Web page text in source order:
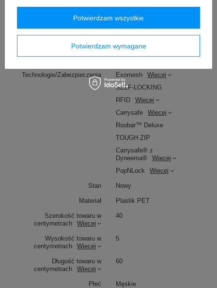
Wodoodporność
1000 mm
TAK
Zewnętrzna kieszeń na butelkę TAK
Technologie/Zabezpieczenia Exomesh
Więcej
SELF-LOCKING
RFID
Więcej
Carrysafe
Więcej
Roobar™ Deluxe
TOUGH ZIP
Carrysafe® z
Dyneema®
Więcej
PopNLock
Więcej
Stan Nowy
Materiał Plastik PET
Szerokość towaru w
centymetrach
Więcej
40
Wysokość towaru w
centymetrach
Więcej
5
Długość towaru w
centymetrach
Więcej
60
Płeć Męskie
Potwierdzam wymagane
Potwierdzam wszystkie